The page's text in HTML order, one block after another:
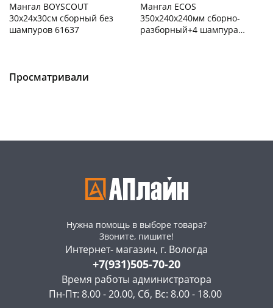
Мангал BOYSCOUT
30х24х30см сборный без
шампуров 61637
147а
Конева, 36
Мангал ECOS
350х240х240мм сборно-
разборный+4 шампура
Просматривали
Нужна помощь в выборе товара?
Звоните, пишите!
Интернет- магазин, г. Вологда
+7(931)505-70-20
Время работы администратора
Пн-Пт: 8.00 - 20.00, Сб, Вс: 8.00 - 18.00